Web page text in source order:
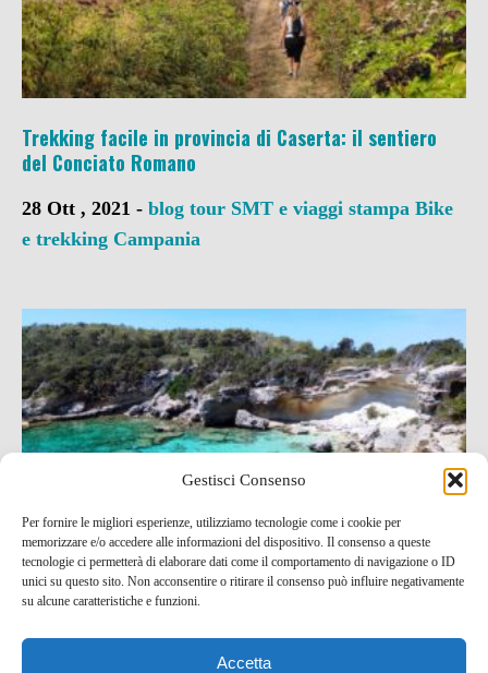
Gestisci Consenso
Per fornire le migliori esperienze, utilizziamo tecnologie come i cookie per
memorizzare e/o accedere alle informazioni del dispositivo. Il consenso a queste
tecnologie ci permetterà di elaborare dati come il comportamento di navigazione o ID
unici su questo sito. Non acconsentire o ritirare il consenso può influire negativamente
su alcune caratteristiche e funzioni.
Accetta
Trekking facile in provincia di Caserta: il sentiero
del Conciato Romano
28 Ott , 2021 - blog tour SMT e viaggi stampa Bike
e trekking Campania
Escursione trekking a Pianosa con bagno e visita al
paese
Toscana